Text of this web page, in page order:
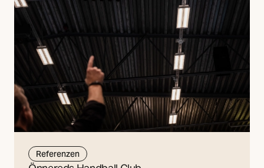
Referenzen